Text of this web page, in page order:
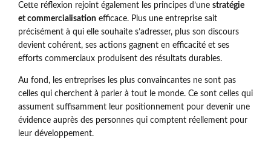
Cette réflexion rejoint également les principes d’une stratégie
et commercialisation efficace. Plus une entreprise sait
précisément à qui elle souhaite s’adresser, plus son discours
devient cohérent, ses actions gagnent en efficacité et ses
efforts commerciaux produisent des résultats durables.
Au fond, les entreprises les plus convaincantes ne sont pas
celles qui cherchent à parler à tout le monde. Ce sont celles qui
assument suffisamment leur positionnement pour devenir une
évidence auprès des personnes qui comptent réellement pour
leur développement.